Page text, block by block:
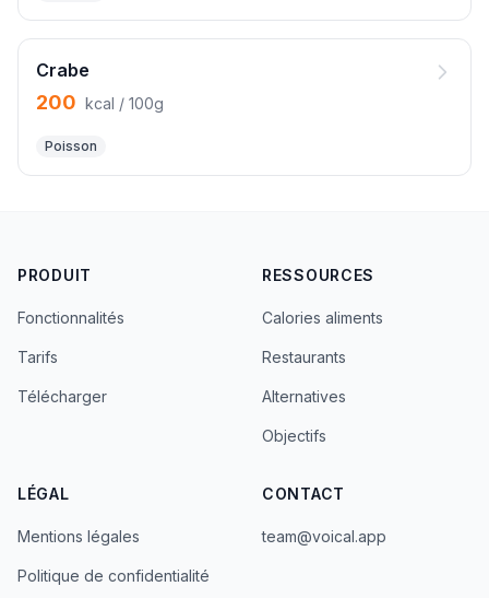
Crabe
200 kcal / 100g
Poisson
PRODUIT
Fonctionnalités
Tarifs
Télécharger
RESSOURCES
Calories aliments
Restaurants
Alternatives
Objectifs
LÉGAL
Mentions légales
Politique de confidentialité
CONTACT
team@voical.app